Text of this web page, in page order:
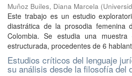
Muñoz Builes, Diana Marcela (
Este trabajo es un estudio
diastrática de la prosodia femenina
Colombia. Se estudia una
estructurada, procedentes de 6
Estudios críticos del lenguaje
su análisis desde la filosofía del